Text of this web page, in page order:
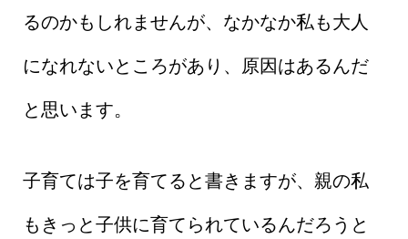
るのかもしれませんが、なかなか私も大人
になれないところがあり、原因はあるんだ
と思います。
子育ては子を育てると書きますが、親の私
もきっと子供に育てられているんだろうと